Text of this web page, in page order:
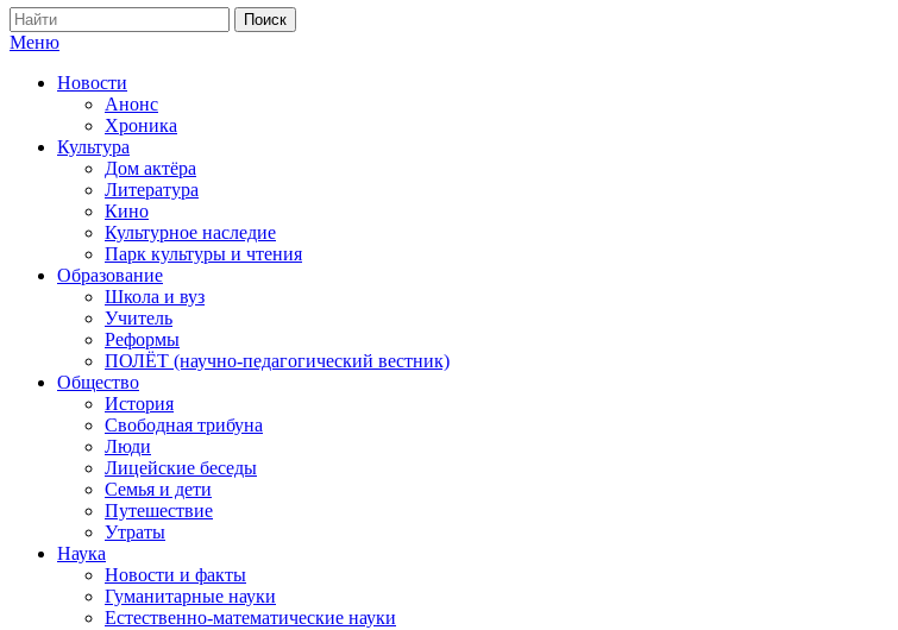
Меню
Новости
Анонс
Хроника
Культура
Дом актёра
Литература
Кино
Культурное наследие
Парк культуры и чтения
Образование
Школа и вуз
Учитель
Реформы
ПОЛЁТ (научно-педагогический вестник)
Общество
История
Свободная трибуна
Люди
Лицейские беседы
Семья и дети
Путешествие
Утраты
Наука
Новости и факты
Гуманитарные науки
Естественно-математические науки